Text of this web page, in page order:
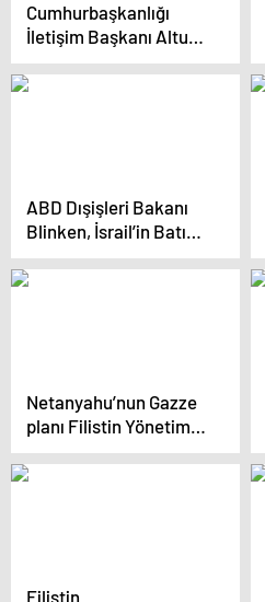
Cumhurbaşkanlığı
İletişim Başkanı Altun,
İİT Enformasyon
Bakanları Olağanüstü
ABD Dışişleri Bakanı
Blinken, İsrail’in Batı
Şeria’daki konut inşa
planına tepki gösterdi
Netanyahu’nun Gazze
planı Filistin Yönetimi
tarafından
başarısızlıkla
Filistin